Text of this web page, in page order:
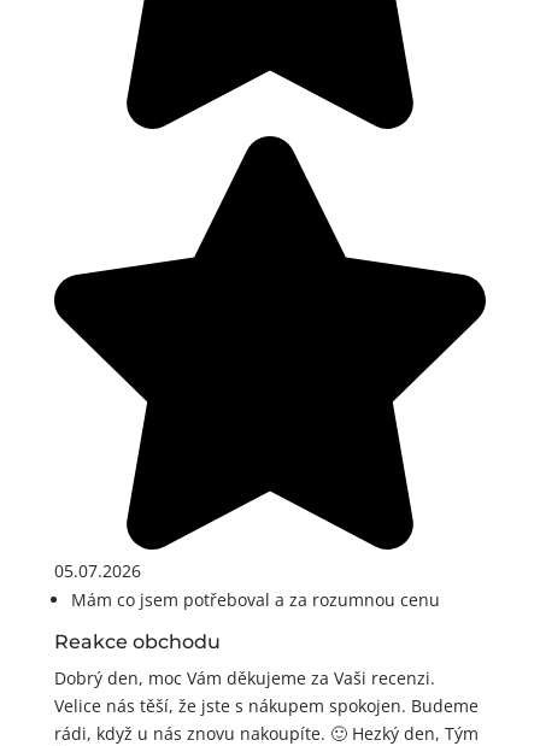
05.07.2026
Mám co jsem potřeboval a za rozumnou cenu
Reakce obchodu
Dobrý den, moc Vám děkujeme za Vaši recenzi.
Velice nás těší, že jste s nákupem spokojen. Budeme
rádi, když u nás znovu nakoupíte. 🙂 Hezký den, Tým